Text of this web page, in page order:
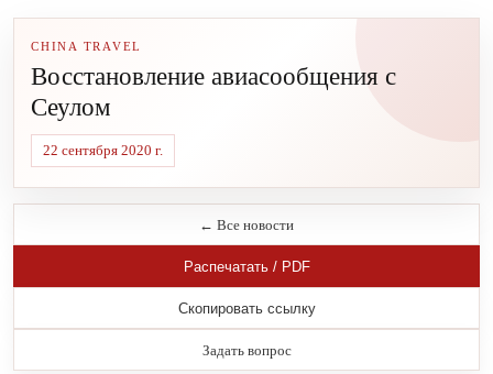
CHINA TRAVEL
Восстановление авиасообщения с
Сеулом
22 сентября 2020 г.
← Все новости
Распечатать / PDF
Скопировать ссылку
Задать вопрос